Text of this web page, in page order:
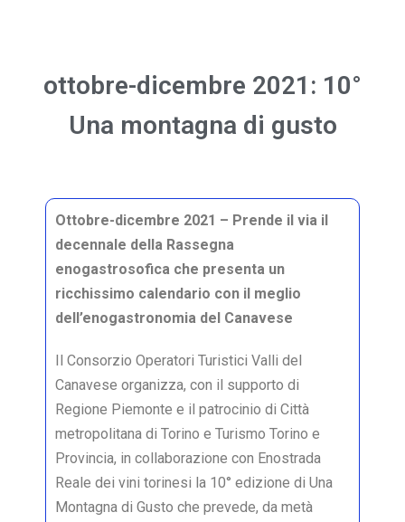
ottobre-dicembre 2021: 10°
Una montagna di gusto
Ottobre-dicembre 2021 – Prende il via il
decennale della Rassegna
enogastrosofica che presenta un
ricchissimo calendario con il meglio
dell’enogastronomia del Canavese
Il Consorzio Operatori Turistici Valli del
Canavese organizza, con il supporto di
Regione Piemonte e il patrocinio di Città
metropolitana di Torino e Turismo Torino e
Provincia, in collaborazione con Enostrada
Reale dei vini torinesi la 10° edizione di Una
Montagna di Gusto che prevede, da metà